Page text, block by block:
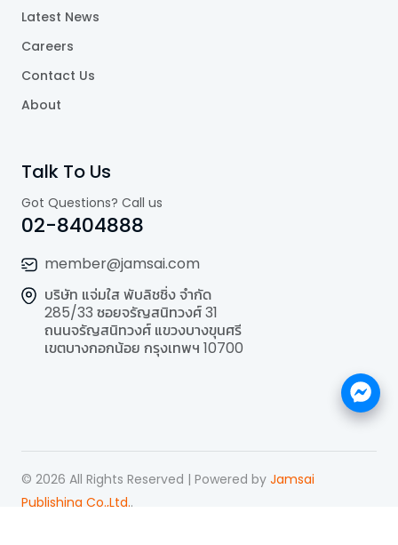
Latest News
Careers
Contact Us
About
Talk To Us
Got Questions? Call us
02-8404888
member@jamsai.com
บริษัท แจ่มใส พับลิชชิ่ง จำกัด
285/33 ซอยจรัญสนิทวงศ์ 31
ถนนจรัญสนิทวงศ์ แขวงบางขุนศรี
เขตบางกอกน้อย กรุงเทพฯ 10700
© 2026 All Rights Reserved | Powered by Jamsai
Publishing Co.,Ltd..